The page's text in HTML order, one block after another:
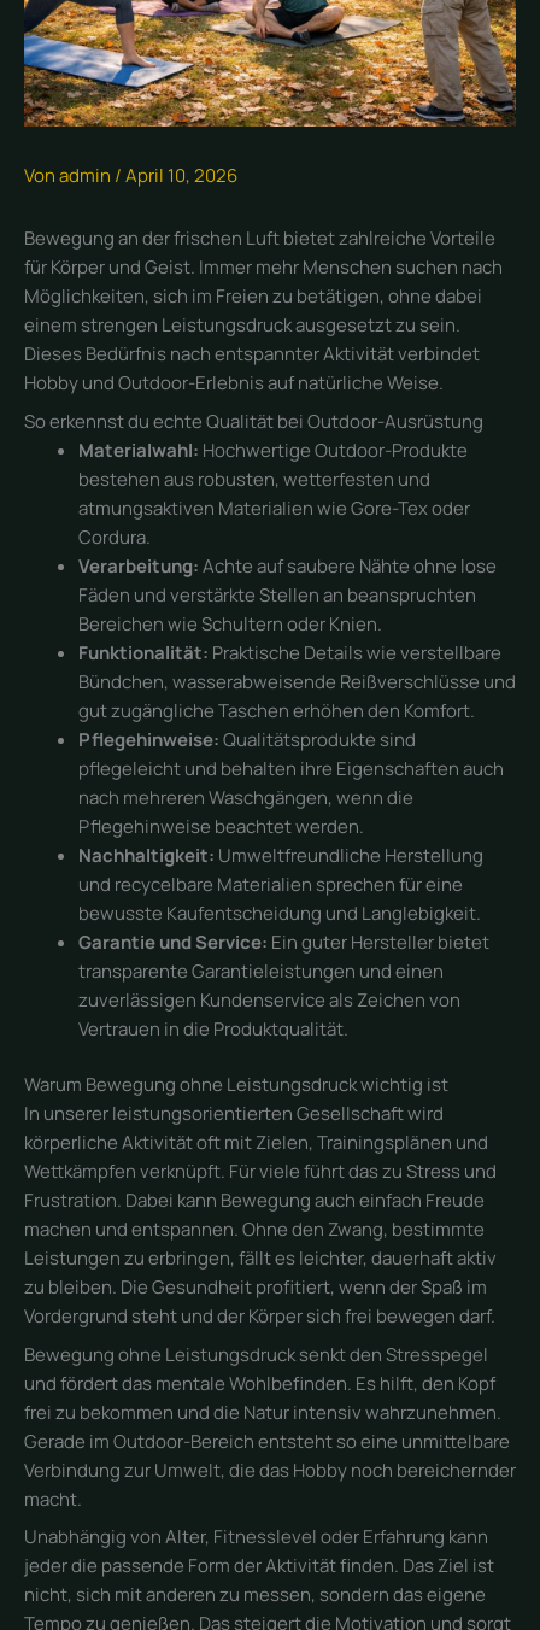
Vonadmin /April 10, 2026
Bewegung an der frischen Luft bietet zahlreiche Vorteile
für Körper und Geist. Immer mehr Menschen suchen nach
Möglichkeiten, sich im Freien zu betätigen, ohne dabei
einem strengen Leistungsdruck ausgesetzt zu sein.
Dieses Bedürfnis nach entspannter Aktivität verbindet
Hobby und Outdoor-Erlebnis auf natürliche Weise.
So erkennst du echte Qualität bei Outdoor-Ausrüstung
Materialwahl: Hochwertige Outdoor-Produkte
bestehen aus robusten, wetterfesten und
atmungsaktiven Materialien wie Gore-Tex oder
Cordura.
Verarbeitung:Achte auf saubere Nähte ohne lose
Fäden und verstärkte Stellen an beanspruchten
Bereichen wie Schultern oder Knien.
Funktionalität: Praktische Details wie verstellbare
Bündchen, wasserabweisende Reißverschlüsse und
gut zugängliche Taschen erhöhen den Komfort.
Pflegehinweise:Qualitätsprodukte sind
pflegeleicht und behalten ihre Eigenschaften auch
nach mehreren Waschgängen, wenn die
Pflegehinweise beachtet werden.
Nachhaltigkeit: Umweltfreundliche Herstellung
und recycelbare Materialien sprechen für eine
bewusste Kaufentscheidung und Langlebigkeit.
Garantie und Service: Ein guter Hersteller bietet
transparente Garantieleistungen und einen
zuverlässigen Kundenservice als Zeichen von
Vertrauen in die Produktqualität.
Warum Bewegung ohne Leistungsdruck wichtig ist
In unserer leistungsorientierten Gesellschaft wird
körperliche Aktivität oft mit Zielen, Trainingsplänen und
Wettkämpfen verknüpft. Für viele führt das zu Stress und
Frustration. Dabei kann Bewegung auch einfach Freude
machen und entspannen. Ohne den Zwang, bestimmte
Leistungen zu erbringen, fällt es leichter, dauerhaft aktiv
zu bleiben. Die Gesundheit profitiert, wenn der Spaß im
Vordergrund steht und der Körper sich frei bewegen darf.
Bewegung ohne Leistungsdruck senkt den Stresspegel
und fördert das mentale Wohlbefinden. Es hilft, den Kopf
frei zu bekommen und die Natur intensiv wahrzunehmen.
Gerade im Outdoor-Bereich entsteht so eine unmittelbare
Verbindung zur Umwelt, die das Hobby noch bereichernder
macht.
Unabhängig von Alter, Fitnesslevel oder Erfahrung kann
jeder die passende Form der Aktivität finden. Das Ziel ist
nicht, sich mit anderen zu messen, sondern das eigene
Tempo zu genießen. Das steigert die Motivation und sorgt